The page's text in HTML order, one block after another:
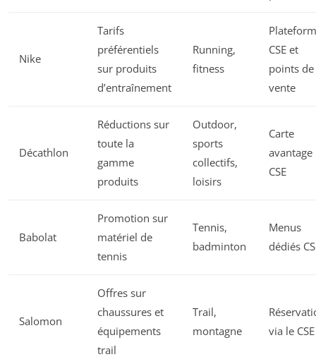
Nike
Tarifs
préférentiels
sur produits
d’entraînement
Running,
fitness
CSE et
points de
vente
Décathlon
Réductions sur
toute la
gamme
produits
Outdoor,
sports
collectifs,
loisirs
Carte
avantage
CSE
Babolat
Promotion sur
matériel de
tennis
Tennis,
badminton
Menus
dédiés
Salomon
Offres sur
chaussures et
équipements
trail
Trail,
montagne
via le CSE